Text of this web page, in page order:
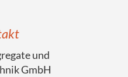
und
GmbH